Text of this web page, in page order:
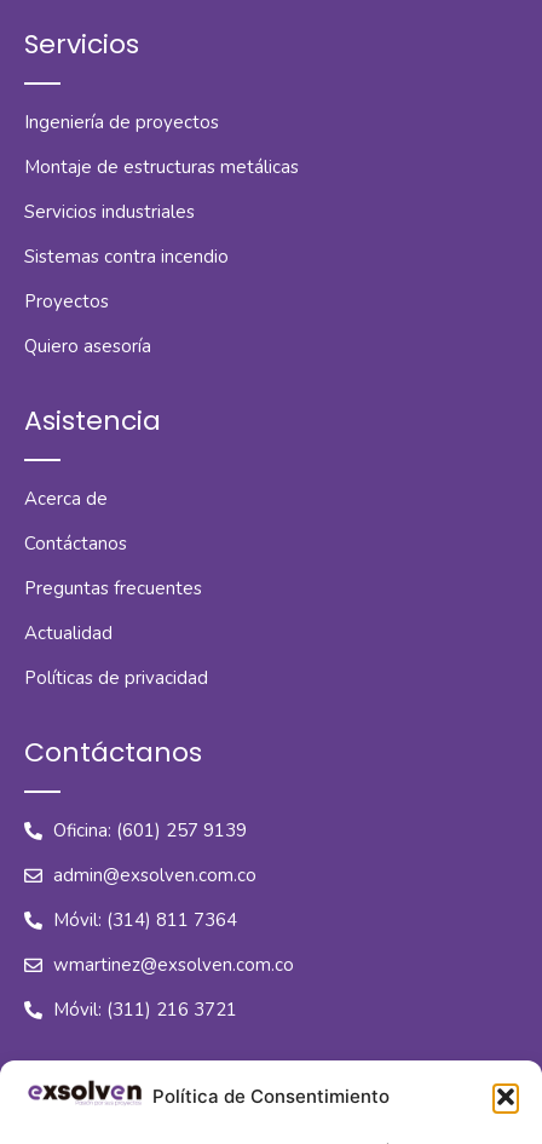
Política de Consentimiento
Servicios
Ingeniería de proyectos
Montaje de estructuras metálicas
Servicios industriales
Sistemas contra incendio
Proyectos
Quiero asesoría
Asistencia
Acerca de
Contáctanos
Preguntas frecuentes
Actualidad
Políticas de privacidad
Contáctanos
Oficina: (601) 257 9139
admin@exsolven.com.co
Móvil: (314) 811 7364
wmartinez@exsolven.com.co
Móvil: (311) 216 3721
Síguenos